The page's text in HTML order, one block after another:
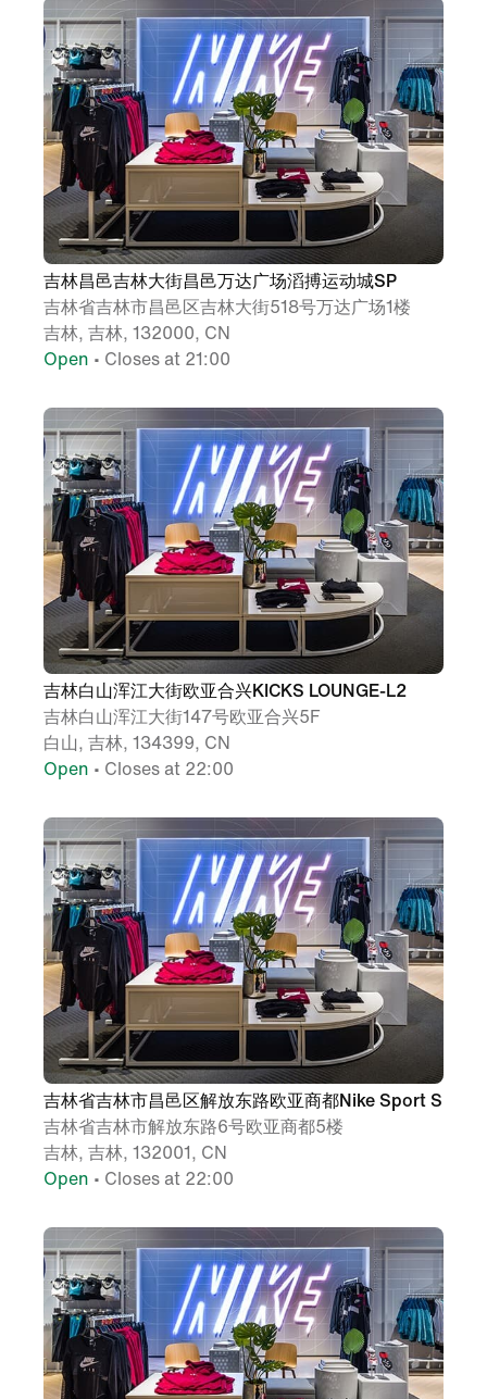
吉林昌邑吉林大街昌邑万达广场滔搏运动城SP
吉林省吉林市昌邑区吉林大街518号万达广场1楼
吉林, 吉林, 132000, CN
Open • Closes at 21:00
吉林白山浑江大街欧亚合兴KICKS LOUNGE-L2
吉林白山浑江大街147号欧亚合兴5F
白山, 吉林, 134399, CN
Open • Closes at 22:00
吉林省吉林市昌邑区解放东路欧亚商都Nike Sport S
吉林省吉林市解放东路6号欧亚商都5楼
吉林, 吉林, 132001, CN
Open • Closes at 22:00